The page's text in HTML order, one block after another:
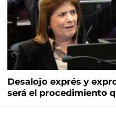
Desalojo exprés y
será el procedimiento